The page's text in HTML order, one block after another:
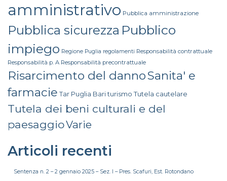
amministrativo Pubblica amministrazione
Pubblica sicurezza Pubblico
impiego Regione Puglia regolamenti Responsabilità contrattuale
Responsabilità p. A Responsabilità precontrattuale
Risarcimento del dannoSanita' e
farmacie Tar Puglia Bari turismo Tutela cautelare
Tutela dei beni culturali e del
paesaggioVarie
Articoli recenti
Sentenza n. 2 – 2 gennaio 2025 – Sez. I – Pres. Scafuri, Est. Rotondano